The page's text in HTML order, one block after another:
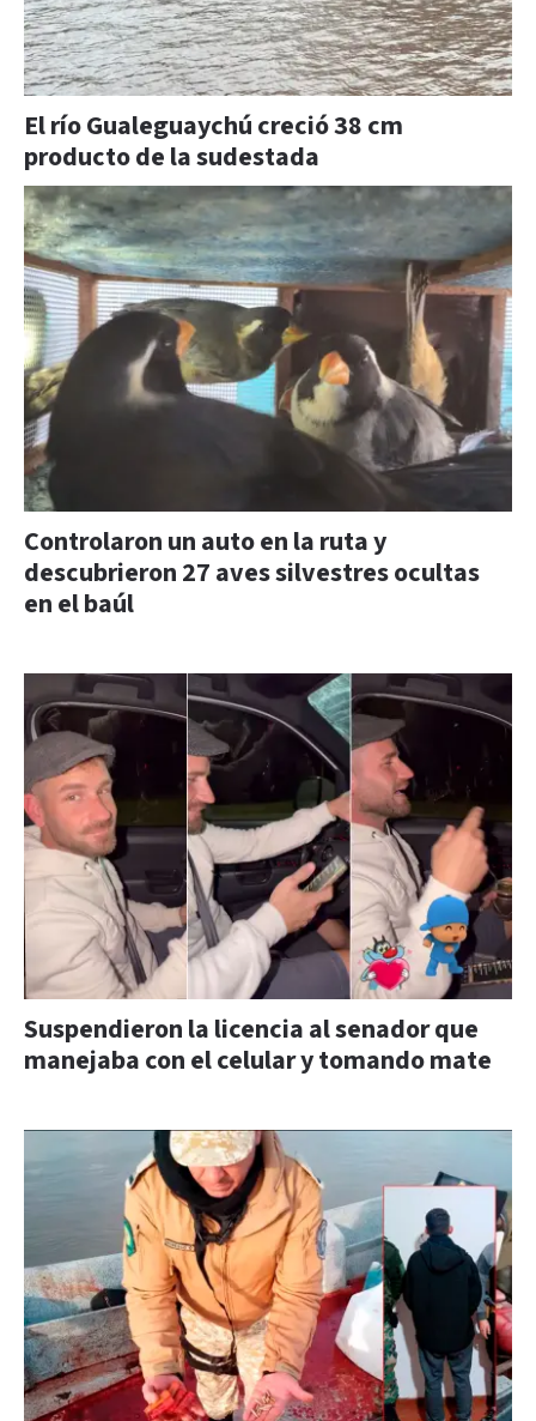
El río Gualeguaychú creció 38 cm
producto de la sudestada
Controlaron un auto en la ruta y
descubrieron 27 aves silvestres ocultas
en el baúl
Suspendieron la licencia al senador que
manejaba con el celular y tomando mate